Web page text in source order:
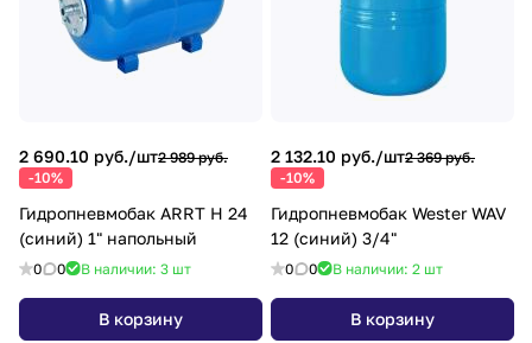
2 690.10 руб./шт2 989 руб.
-10%
Гидропневмобак ARRT H 24
(синий) 1" напольный
0 0 В наличии: 3 шт
В корзину
2 132.10 руб./шт2 369 руб.
-10%
Гидропневмобак Wester WAV
12 (синий) 3/4"
0 0 В наличии: 2 шт
В корзину